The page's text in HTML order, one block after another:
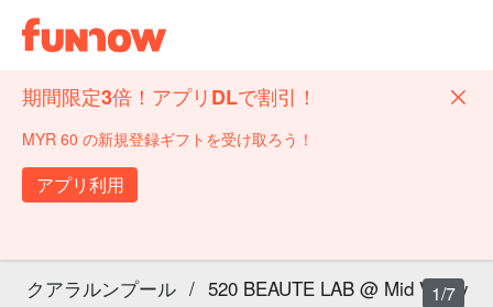
期間限定3倍！アプリDLで割引！
MYR 60 の新規登録ギフトを受け取ろう！
アプリ利用
クアラルンプール / 520 BEAUTE LAB @ Mid Valley
1/7